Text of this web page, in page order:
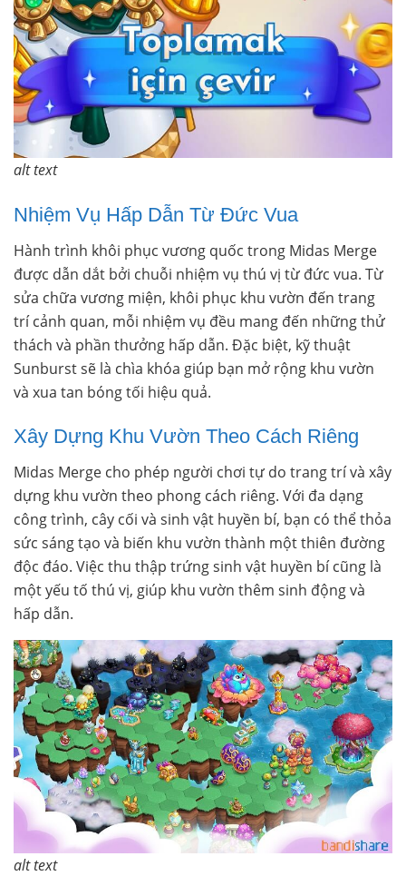
alt text
Nhiệm Vụ Hấp Dẫn Từ Đức Vua
Hành trình khôi phục vương quốc trong Midas Merge
được dẫn dắt bởi chuỗi nhiệm vụ thú vị từ đức vua. Từ
sửa chữa vương miện, khôi phục khu vườn đến trang
trí cảnh quan, mỗi nhiệm vụ đều mang đến những thử
thách và phần thưởng hấp dẫn. Đặc biệt, kỹ thuật
Sunburst sẽ là chìa khóa giúp bạn mở rộng khu vườn
và xua tan bóng tối hiệu quả.
Xây Dựng Khu Vườn Theo Cách Riêng
Midas Merge cho phép người chơi tự do trang trí và xây
dựng khu vườn theo phong cách riêng. Với đa dạng
công trình, cây cối và sinh vật huyền bí, bạn có thể thỏa
sức sáng tạo và biến khu vườn thành một thiên đường
độc đáo. Việc thu thập trứng sinh vật huyền bí cũng là
một yếu tố thú vị, giúp khu vườn thêm sinh động và
hấp dẫn.
alt text